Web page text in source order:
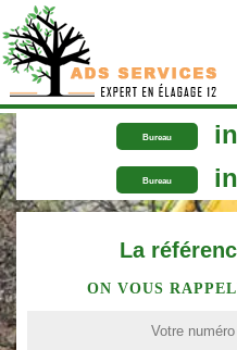
Bureau
Bureau
La
ON VOUS